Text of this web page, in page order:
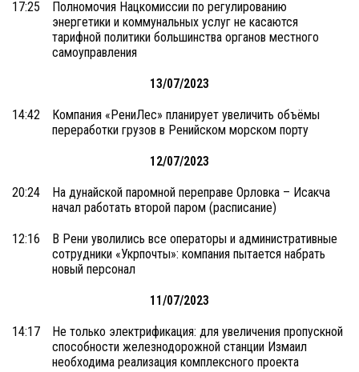
17:25
Полномочия Нацкомиссии по регулированию
энергетики и коммунальных услуг не касаются
тарифной политики большинства органов местного
самоуправления
13/07/2023
14:42
Компания «РениЛес» планирует увеличить объёмы
переработки грузов в Ренийском морском порту
12/07/2023
20:24
На дунайской паромной переправе Орловка – Исакча
начал работать второй паром (расписание)
12:16
В Рени уволились все операторы и административные
сотрудники «Укрпочты»: компания пытается набрать
новый персонал
11/07/2023
14:17
Не только электрификация: для увеличения пропускной
способности железнодорожной станции Измаил
необходима реализация комплексного проекта